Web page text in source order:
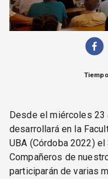
Desde el miércoles
desarrollará en la
UBA (Córdoba 2022) el
Compañeros de
participarán de varias